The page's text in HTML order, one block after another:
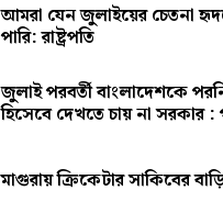
আমরা যেন জুলাইয়ের চেতনা
পারি: রাষ্ট্রপতি
জুলাই পরবর্তী বাংলাদেশকে
হিসেবে দেখতে চায় না সরকার :
মাগুরায় ক্রিকেটার সাকিবের